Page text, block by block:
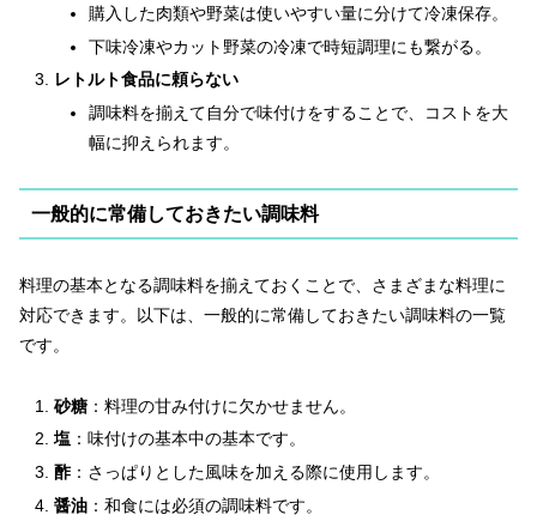
購入した肉類や野菜は使いやすい量に分けて冷凍保存。
下味冷凍やカット野菜の冷凍で時短調理にも繋がる。
レトルト食品に頼らない
調味料を揃えて自分で味付けをすることで、コストを大
幅に抑えられます。
一般的に常備しておきたい調味料
料理の基本となる調味料を揃えておくことで、さまざまな料理に
対応できます。以下は、一般的に常備しておきたい調味料の一覧
です。
砂糖：料理の甘み付けに欠かせません。
塩：味付けの基本中の基本です。
酢：さっぱりとした風味を加える際に使用します。
醤油：和食には必須の調味料です。